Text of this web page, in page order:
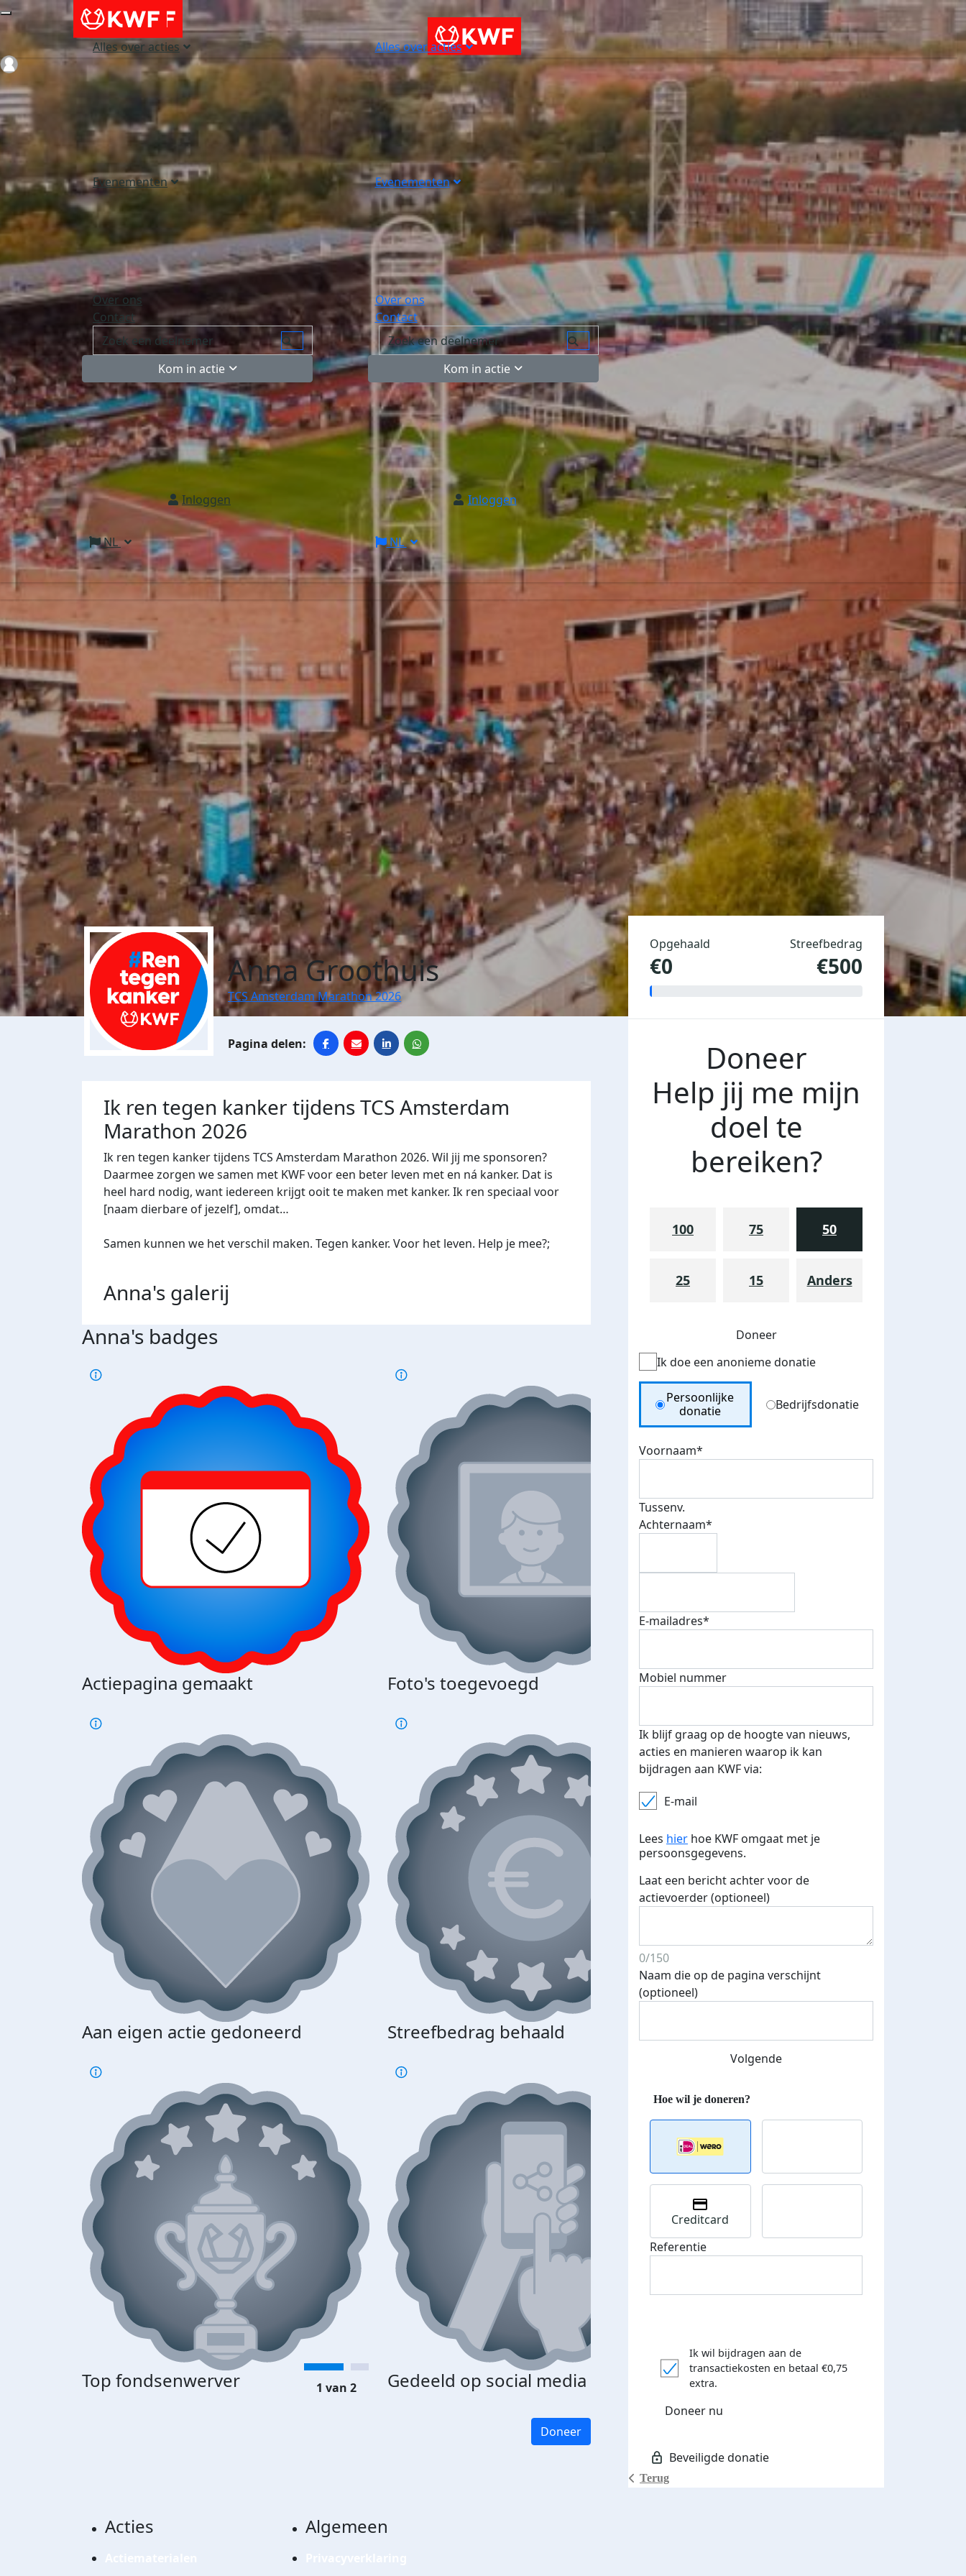
Alles over acties
Evenementen
Over ons
Contact
Kom in actie
Inloggen
NL
Alles over acties
Evenementen
Over ons
Contact
Kom in actie
Inloggen
NL
Login
Anna Groothuis
TCS Amsterdam Marathon 2026
Ik ren tegen kanker tijdens TCS Amsterdam
Marathon 2026
Ik ren tegen kanker tijdens TCS Amsterdam Marathon 2026. Wil jij me sponsoren?
Daarmee zorgen we samen met KWF voor een beter leven met en ná kanker. Dat is
heel hard nodig, want iedereen krijgt ooit te maken met kanker. Ik ren speciaal voor
[naam dierbare of jezelf], omdat…
Samen kunnen we het verschil maken. Tegen kanker. Voor het leven. Help je mee?;
Anna's galerij
Anna's badges
Actiepagina gemaakt Foto's toegevoegd E-mails verstuurd
Aan eigen actie gedoneerd Streefbedrag behaald
Top fondsenwerver Gedeeld op social media Donateurs bedankt
€500 euro opgehaald: t-shirt
1 van 2
Doneer
Opgehaald
€0
Streefbedrag
€500
Doneer
Help jij me mijn
doel te
bereiken?
100 75 50
25 15 Anders
Doneer
Ik doe een anonieme donatie
Donation Type
Persoonlijke
donatie
Bedrijfsdonatie
Voornaam*
Tussenv.
Achternaam*
E-mailadres*
Mobiel nummer
Ik blijf graag op de hoogte van nieuws,
acties en manieren waarop ik kan
bijdragen aan KWF via:
E-mail
Lees hier hoe KWF omgaat met je
persoonsgegevens.
Laat een bericht achter voor de
actievoerder (optioneel)
0/150
Naam die op de pagina verschijnt
(optioneel)
Volgende
Terug
Creditcard
Referentie
Ik wil bijdragen aan de
transactiekosten en betaal €0,75
extra.
Doneer nu
Acties Algemeen